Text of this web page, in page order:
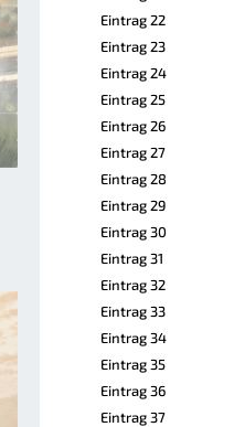
Eintrag 22
Eintrag 23
Eintrag 24
Eintrag 25
Eintrag 26
Eintrag 27
Eintrag 28
Eintrag 29
Eintrag 30
Eintrag 31
Eintrag 32
Eintrag 33
Eintrag 34
Eintrag 35
Eintrag 36
Eintrag 37